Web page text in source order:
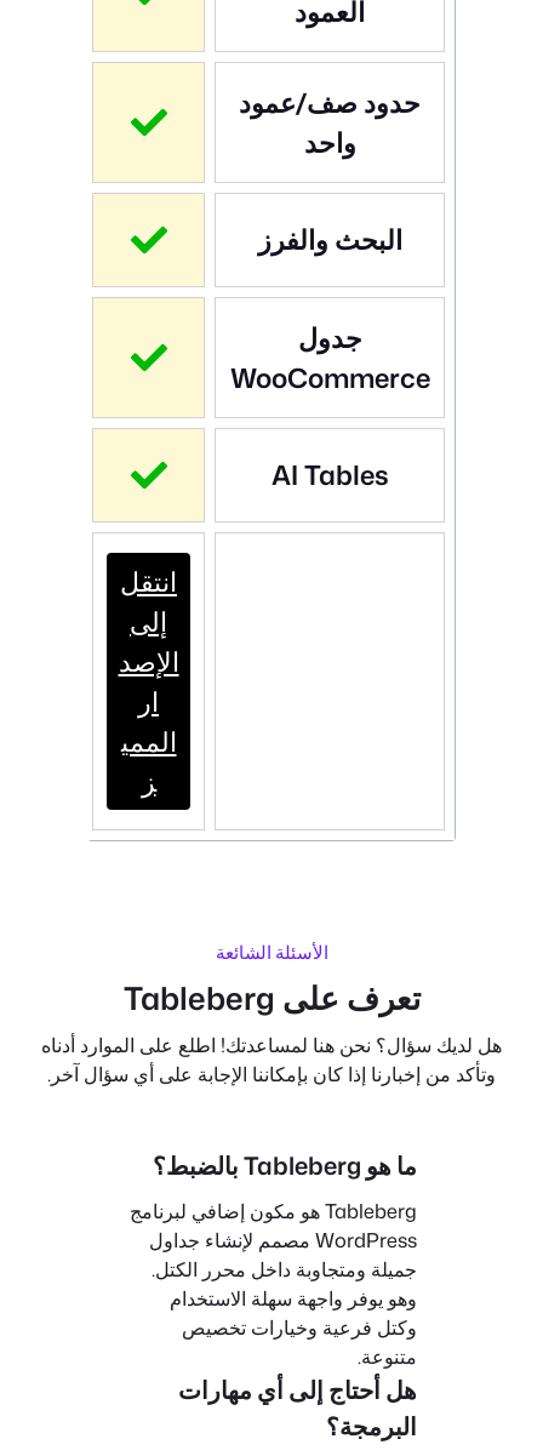
العمود
حدود صف/عمود
واحد
البحث والفرز
جدول
WooCommerce
AI Tables
انتقل
إلى
الإصد
ار
الممي
ز
الأسئلة الشائعة
تعرف على Tableberg
هل لديك سؤال؟ نحن هنا لمساعدتك! اطلع على الموارد أدناه
وتأكد من إخبارنا إذا كان بإمكاننا الإجابة على أي سؤال آخر.
ما هو Tableberg بالضبط؟
Tableberg هو مكون إضافي لبرنامج
WordPress مصمم لإنشاء جداول
جميلة ومتجاوبة داخل محرر الكتل.
وهو يوفر واجهة سهلة الاستخدام
وكتل فرعية وخيارات تخصيص
متنوعة.
هل أحتاج إلى أي مهارات
البرمجة؟